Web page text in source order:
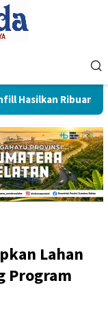
Ribuan Barel
Lahan
Program